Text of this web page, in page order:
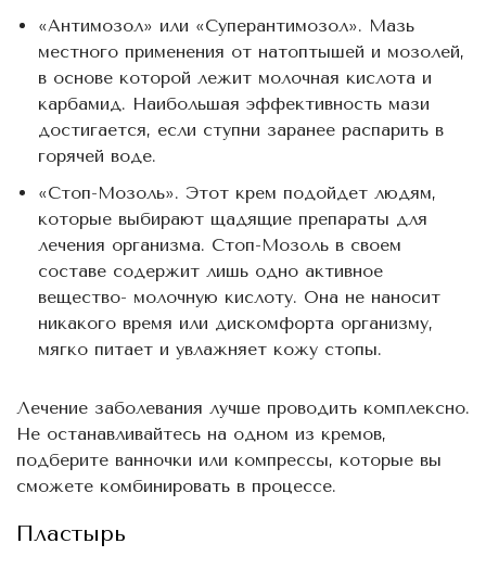
«Антимозол» или «Суперантимозол». Мазь
местного применения от натоптышей и мозолей,
в основе которой лежит молочная кислота и
карбамид. Наибольшая эффективность мази
достигается, если ступни заранее распарить в
горячей воде.
«Стоп-Мозоль». Этот крем подойдет людям,
которые выбирают щадящие препараты для
лечения организма. Стоп-Мозоль в своем
составе содержит лишь одно активное
вещество- молочную кислоту. Она не наносит
никакого время или дискомфорта организму,
мягко питает и увлажняет кожу стопы.
Лечение заболевания лучше проводить комплексно.
Не останавливайтесь на одном из кремов,
подберите ванночки или компрессы, которые вы
сможете комбинировать в процессе.
Пластырь